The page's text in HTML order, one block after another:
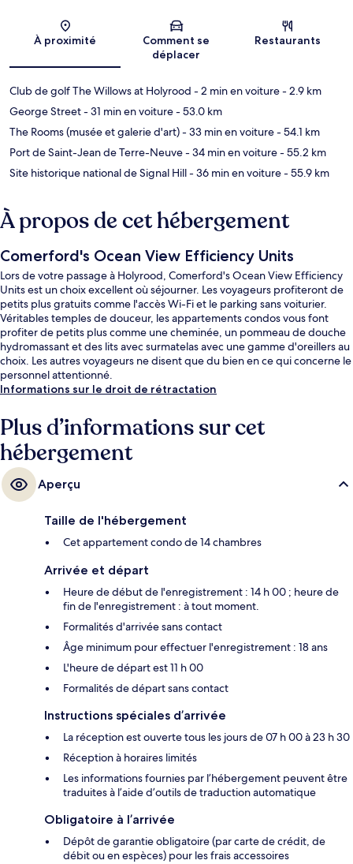
Carte
À proximité
Comment se
déplacer
Restaurants
Club de golf The Willows at Holyrood - 2 min en voiture- 2.9 km
George Street- 31 min en voiture- 53.0 km
The Rooms (musée et galerie d'art)- 33 min en voiture- 54.1 km
Port de Saint-Jean de Terre-Neuve- 34 min en voiture- 55.2 km
Site historique national de Signal Hill- 36 min en voiture- 55.9 km
À propos de cet hébergement
Comerford's Ocean View Efficiency Units
Lors de votre passage à Holyrood, Comerford's Ocean View Efficiency
Units est un choix excellent où séjourner. Les voyageurs profiteront de
petits plus gratuits comme l'accès Wi-Fi et le parking sans voiturier.
Véritables temples de douceur, les appartements condos vous font
profiter de petits plus comme une cheminée, un pommeau de douche
hydromassant et des lits avec surmatelas avec une gamme d'oreillers au
choix. Les autres voyageurs ne disent que du bien en ce qui concerne le
personnel attentionné.
Informations sur le droit de rétractation
Plus d’informations sur cet
hébergement
Aperçu
Taille de l'hébergement
Cet appartement condo de 14 chambres
Arrivée et départ
Heure de début de l'enregistrement : 14 h 00 ; heure de
fin de l'enregistrement : à tout moment.
Formalités d'arrivée sans contact
Âge minimum pour effectuer l'enregistrement : 18 ans
L'heure de départ est 11 h 00
Formalités de départ sans contact
Instructions spéciales d’arrivée
La réception est ouverte tous les jours de 07 h 00 à 23 h 30
Réception à horaires limités
Les informations fournies par l’hébergement peuvent être
traduites à l’aide d’outils de traduction automatique
Obligatoire à l’arrivée
Dépôt de garantie obligatoire (par carte de crédit, de
débit ou en espèces) pour les frais accessoires